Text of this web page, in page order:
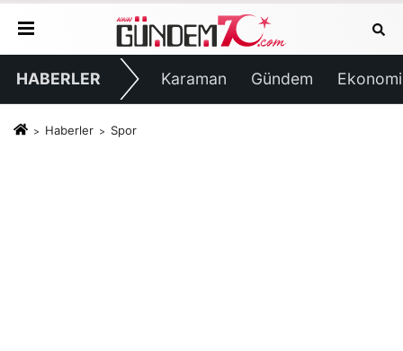
HABERLER Karaman Gündem Ekonomi
Haberler Spor